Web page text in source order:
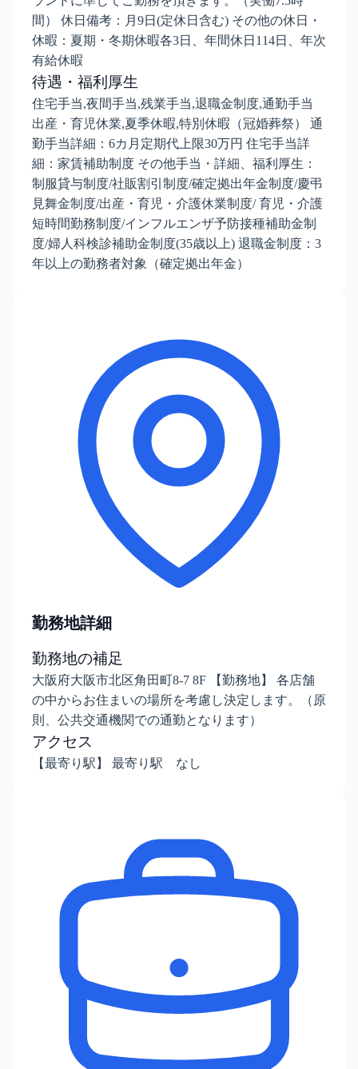
間） 休日備考：月9日(定休日含む) その他の休日・
休暇：夏期・冬期休暇各3日、年間休日114日、年次
有給休暇
待遇・福利厚生
住宅手当,夜間手当,残業手当,退職金制度,通勤手当
出産・育児休業,夏季休暇,特別休暇（冠婚葬祭） 通
勤手当詳細：6カ月定期代上限30万円 住宅手当詳
細：家賃補助制度 その他手当・詳細、福利厚生：
制服貸与制度/社販割引制度/確定拠出年金制度/慶弔
見舞金制度/出産・育児・介護休業制度/ 育児・介護
短時間勤務制度/インフルエンザ予防接種補助金制
度/婦人科検診補助金制度(35歳以上) 退職金制度：3
年以上の勤務者対象（確定拠出年金）
勤務地詳細
勤務地の補足
大阪府大阪市北区角田町8-7 8F 【勤務地】 各店舗
の中からお住まいの場所を考慮し決定します。（原
則、公共交通機関での通勤となります）
アクセス
【最寄り駅】 最寄り駅 なし